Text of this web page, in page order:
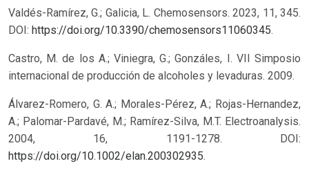
Valdés-Ramírez, G.; Galicia, L. Chemosensors. 2023, 11, 345.
DOI: https://doi.org/10.3390/chemosensors11060345.
Castro, M. de los A.; Viniegra, G.; Gonzáles, I. VII Simposio
internacional de producción de alcoholes y levaduras. 2009.
Álvarez-Romero, G. A.; Morales-Pérez, A.; Rojas-Hernandez,
A.; Palomar-Pardavé, M.; Ramírez-Silva, M.T. Electroanalysis.
2004, 16, 1191-1278. DOI:
https://doi.org/10.1002/elan.200302935.